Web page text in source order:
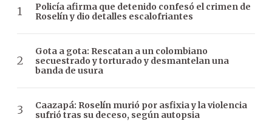
Policía afirma que detenido confesó el crimen de
Roselín y dio detalles escalofriantes
Gota a gota: Rescatan a un colombiano
secuestrado y torturado y desmantelan una
banda de usura
Caazapá: Roselín murió por asfixia y la violencia
sufrió tras su deceso, según autopsia